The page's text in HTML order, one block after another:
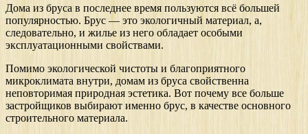
Дома из бруса в последнее время пользуются всё большей
популярностью. Брус — это экологичный материал, а,
следовательно, и жилье из него обладает особыми
эксплуатационными свойствами.
Помимо экологической чистоты и благоприятного
микроклимата внутри, домам из бруса свойственна
неповторимая природная эстетика. Вот почему все больше
застройщиков выбирают именно брус, в качестве основного
строительного материала.